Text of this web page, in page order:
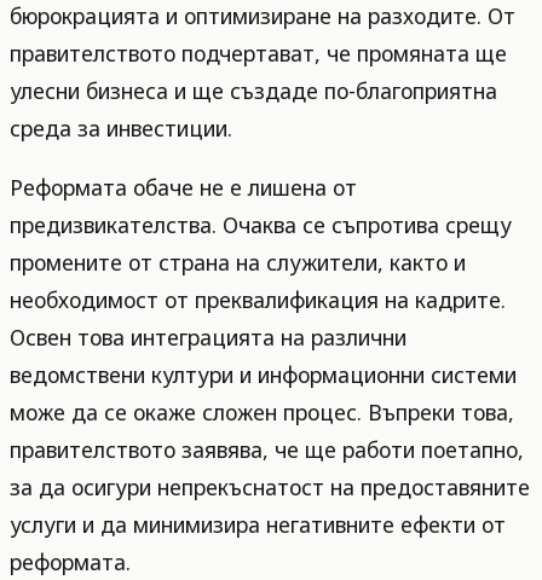
бюрокрацията и оптимизиране на разходите. От
правителството подчертават, че промяната ще
улесни бизнеса и ще създаде по-благоприятна
среда за инвестиции.
Реформата обаче не е лишена от
предизвикателства. Очаква се съпротива срещу
промените от страна на служители, както и
необходимост от преквалификация на кадрите.
Освен това интеграцията на различни
ведомствени култури и информационни системи
може да се окаже сложен процес. Въпреки това,
правителството заявява, че ще работи поетапно,
за да осигури непрекъснатост на предоставяните
услуги и да минимизира негативните ефекти от
реформата.